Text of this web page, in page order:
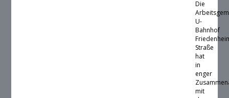
Die
U-
Bahnhof
Straße
hat
in
enger
mit